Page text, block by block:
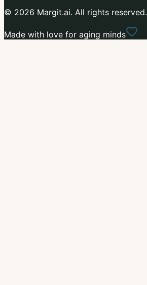
© 2026 Margit.ai. All rights reserved.
Made with love for aging minds